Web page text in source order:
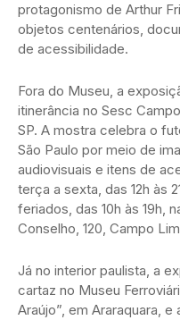
protagonismo de Arthur
objetos centenários,
de acessibilidade.
Fora do Museu, a
itinerância no Sesc
SP. A mostra celebra o
São Paulo por meio de
audiovisuais e itens de
terça a sexta, das 12h às
feriados, das 10h às 19h,
Conselho, 120, Campo
Já no interior paulista, a
cartaz no Museu
Araújo”, em Araraquara,